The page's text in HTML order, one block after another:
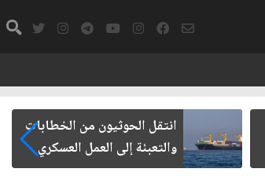
انتقل الحوثيون من الخطابات
والتعبئة إلى العمل العسكري